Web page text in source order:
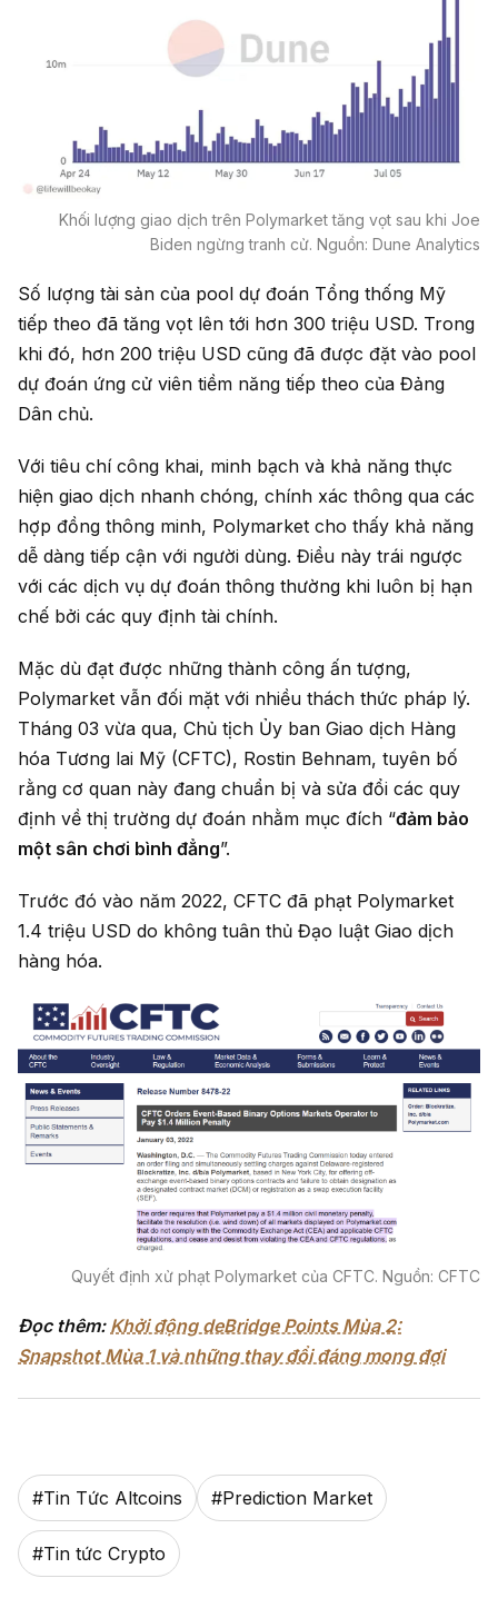
Khối lượng giao dịch trên Polymarket tăng vọt sau khi Joe
Biden ngừng tranh cử. Nguồn: Dune Analytics
Số lượng tài sản của pool dự đoán Tổng thống Mỹ
tiếp theo đã tăng vọt lên tới hơn 300 triệu USD. Trong
khi đó, hơn 200 triệu USD cũng đã được đặt vào pool
dự đoán ứng cử viên tiềm năng tiếp theo của Đảng
Dân chủ.
Với tiêu chí công khai, minh bạch và khả năng thực
hiện giao dịch nhanh chóng, chính xác thông qua các
hợp đồng thông minh, Polymarket cho thấy khả năng
dễ dàng tiếp cận với người dùng. Điều này trái ngược
với các dịch vụ dự đoán thông thường khi luôn bị hạn
chế bởi các quy định tài chính.
Mặc dù đạt được những thành công ấn tượng,
Polymarket vẫn đối mặt với nhiều thách thức pháp lý.
Tháng 03 vừa qua, Chủ tịch Ủy ban Giao dịch Hàng
hóa Tương lai Mỹ (CFTC), Rostin Behnam, tuyên bố
rằng cơ quan này đang chuẩn bị và sửa đổi các quy
định về thị trường dự đoán nhằm mục đích “đảm bảo
một sân chơi bình đẳng”.
Trước đó vào năm 2022, CFTC đã phạt Polymarket
1.4 triệu USD do không tuân thủ Đạo luật Giao dịch
hàng hóa.
Quyết định xử phạt Polymarket của CFTC. Nguồn: CFTC
Đọc thêm: Khởi động deBridge Points Mùa 2:
Snapshot Mùa 1 và những thay đổi đáng mong đợi
#Tin Tức Altcoins #Prediction Market
#Tin tức Crypto